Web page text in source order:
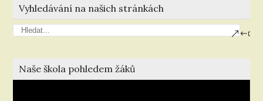
Vyhledávání na našich stránkách
Naše škola pohledem žáků